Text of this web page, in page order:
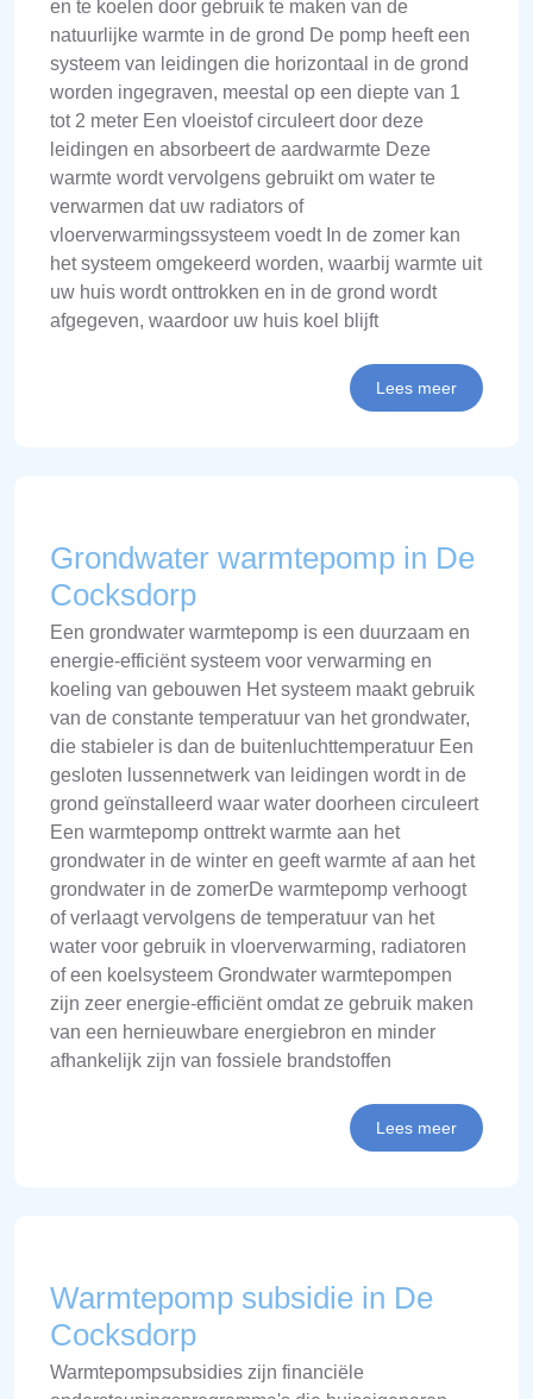
en te koelen door gebruik te maken van de
natuurlijke warmte in de grond De pomp heeft een
systeem van leidingen die horizontaal in de grond
worden ingegraven, meestal op een diepte van 1
tot 2 meter Een vloeistof circuleert door deze
leidingen en absorbeert de aardwarmte Deze
warmte wordt vervolgens gebruikt om water te
verwarmen dat uw radiators of
vloerverwarmingssysteem voedt In de zomer kan
het systeem omgekeerd worden, waarbij warmte uit
uw huis wordt onttrokken en in de grond wordt
afgegeven, waardoor uw huis koel blijft
Lees meer
Grondwater warmtepomp in De
Cocksdorp
Een grondwater warmtepomp is een duurzaam en
energie-efficiënt systeem voor verwarming en
koeling van gebouwen Het systeem maakt gebruik
van de constante temperatuur van het grondwater,
die stabieler is dan de buitenluchttemperatuur Een
gesloten lussennetwerk van leidingen wordt in de
grond geïnstalleerd waar water doorheen circuleert
Een warmtepomp onttrekt warmte aan het
grondwater in de winter en geeft warmte af aan het
grondwater in de zomerDe warmtepomp verhoogt
of verlaagt vervolgens de temperatuur van het
water voor gebruik in vloerverwarming, radiatoren
of een koelsysteem Grondwater warmtepompen
zijn zeer energie-efficiënt omdat ze gebruik maken
van een hernieuwbare energiebron en minder
afhankelijk zijn van fossiele brandstoffen
Lees meer
Warmtepomp subsidie in De
Cocksdorp
Warmtepompsubsidies zijn financiële